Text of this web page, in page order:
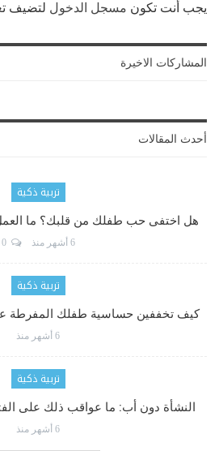
يجب أنت تكون مسجل الدخول لتضيف
المشاركات الاخيرة
أحدث المقالات
تربية ذكية
هل اختفى حب طفلك من قلبك؟ ما العمل
6 أشهر منذ 0
تربية ذكية
كيف تخففين حساسية طفلك المفرطة
6 أشهر منذ
تربية ذكية
النشأة دون أب: ما عواقب ذلك على
6 أشهر منذ